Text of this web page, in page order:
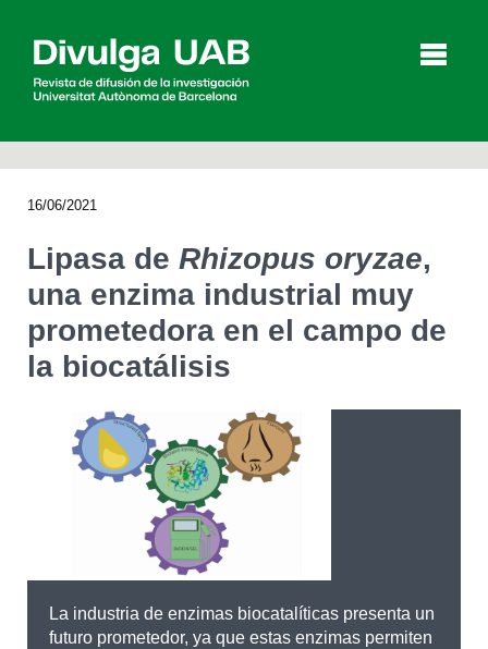
Agenda
English Català
BUSCAR
16/06/2021
Lipasa de Rhizopus oryzae,
una enzima industrial muy
prometedora en el campo de
la biocatálisis
La industria de enzimas biocatalíticas presenta un
futuro prometedor, ya que estas enzimas permiten